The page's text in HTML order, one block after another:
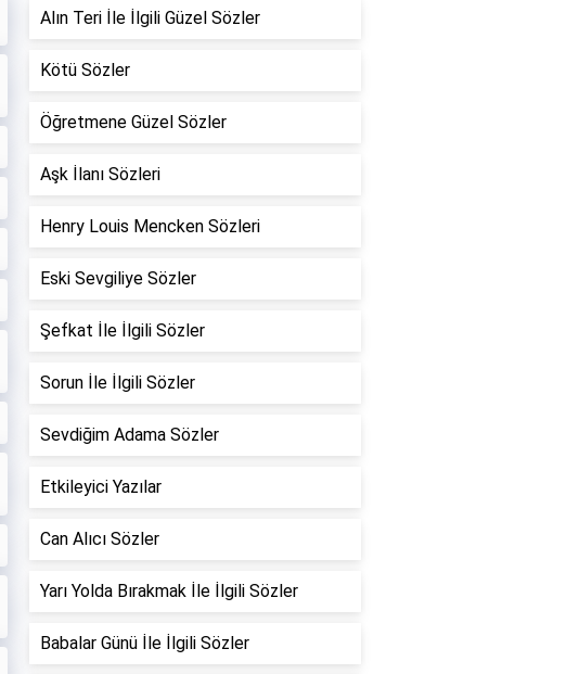
Alın Teri İle İlgili Güzel Sözler
Kötü Sözler
Öğretmene Güzel Sözler
Aşk İlanı Sözleri
Henry Louis Mencken Sözleri
Eski Sevgiliye Sözler
Şefkat İle İlgili Sözler
Sorun İle İlgili Sözler
Sevdiğim Adama Sözler
Etkileyici Yazılar
Can Alıcı Sözler
Yarı Yolda Bırakmak İle İlgili Sözler
Babalar Günü İle İlgili Sözler